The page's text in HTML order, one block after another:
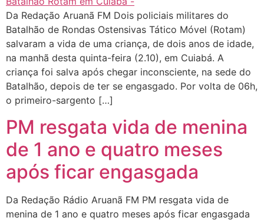
Da Redação Aruanã FM Dois policiais militares do
Batalhão de Rondas Ostensivas Tático Móvel (Rotam)
salvaram a vida de uma criança, de dois anos de idade,
na manhã desta quinta-feira (2.10), em Cuiabá. A
criança foi salva após chegar inconsciente, na sede do
Batalhão, depois de ter se engasgado. Por volta de 06h,
o primeiro-sargento […]
PM resgata vida de menina
de 1 ano e quatro meses
após ficar engasgada
Da Redação Rádio Aruanã FM PM resgata vida de
menina de 1 ano e quatro meses após ficar engasgada